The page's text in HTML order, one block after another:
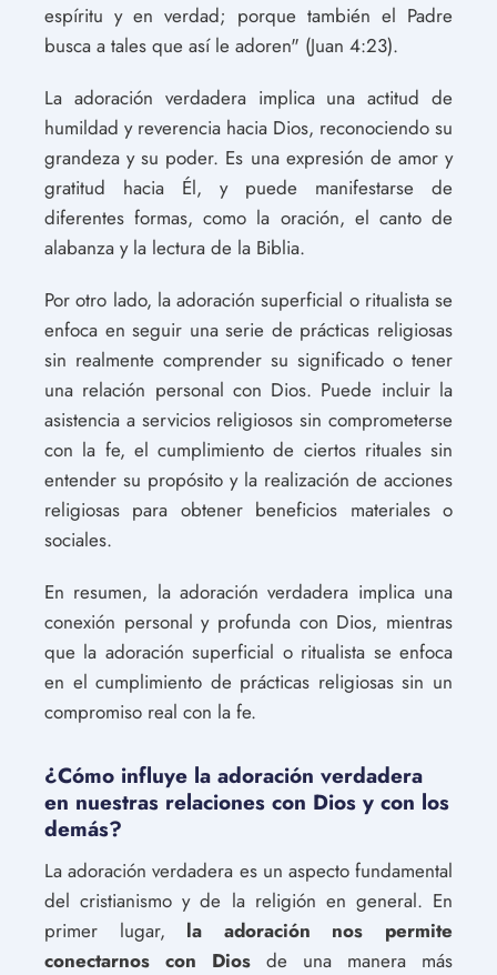
espíritu y en verdad; porque también el Padre
busca a tales que así le adoren" (Juan 4:23).
La adoración verdadera implica una actitud de
humildad y reverencia hacia Dios, reconociendo su
grandeza y su poder. Es una expresión de amor y
gratitud hacia Él, y puede manifestarse de
diferentes formas, como la oración, el canto de
alabanza y la lectura de la Biblia.
Por otro lado, la adoración superficial o ritualista se
enfoca en seguir una serie de prácticas religiosas
sin realmente comprender su significado o tener
una relación personal con Dios. Puede incluir la
asistencia a servicios religiosos sin comprometerse
con la fe, el cumplimiento de ciertos rituales sin
entender su propósito y la realización de acciones
religiosas para obtener beneficios materiales o
sociales.
En resumen, la adoración verdadera implica una
conexión personal y profunda con Dios, mientras
que la adoración superficial o ritualista se enfoca
en el cumplimiento de prácticas religiosas sin un
compromiso real con la fe.
¿Cómo influye la adoración verdadera
en nuestras relaciones con Dios y con los
demás?
La adoración verdadera es un aspecto fundamental
del cristianismo y de la religión en general. En
primer lugar, la adoración nos permite
conectarnos con Dios de una manera más